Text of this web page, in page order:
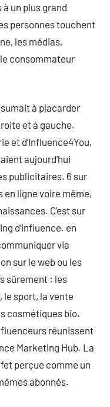
un plus grand
personnes touchent
les médias,
consommateur
à placarder
et à gauche.
et d’Influence4You,
aujourd’hui
publicitaires. 6 sur
en ligne voire même,
C’est sur
d’influence. en
via
sur le web ou les
sûrement : les
le sport, la vente
cosmétiques bio.
réunissent
Marketing Hub. La
perçue comme un
abonnés.